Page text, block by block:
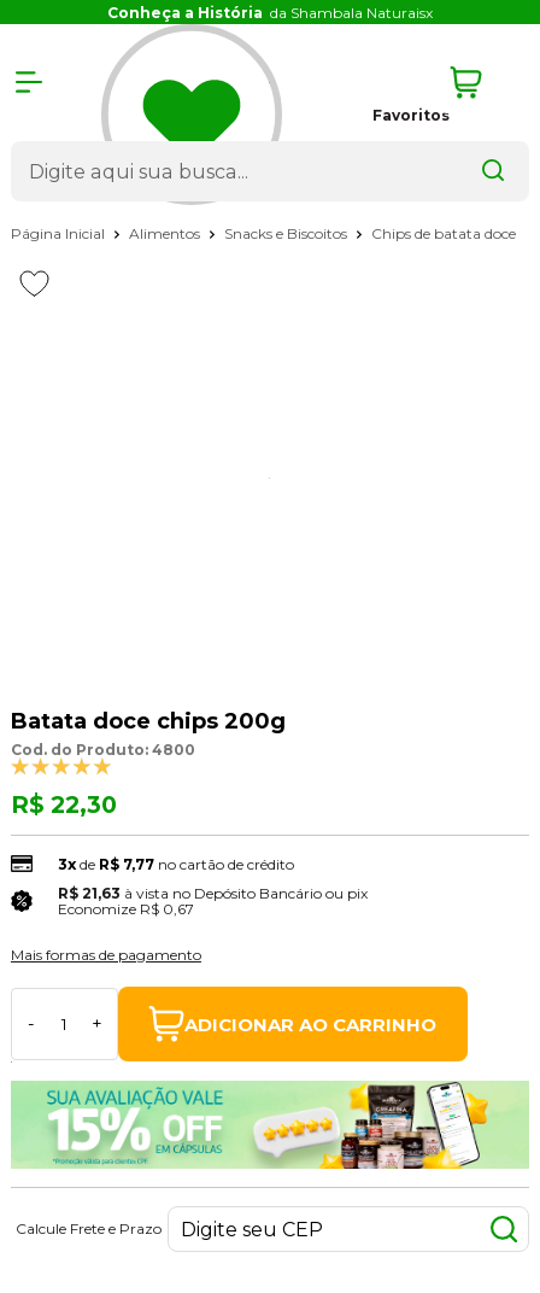
Conheça a História da Shambala Naturaisx
Favoritos
Página Inicial Alimentos Snacks e Biscoitos Chips de batata doce
Batata doce chips 200g
Cod. do Produto: 4800
R$ 22,30
3xde R$ 7,77 no cartão de crédito
R$ 21,63 à vista no Depósito Bancário ou pix
Economize R$ 0,67
Mais formas de pagamento
- + ADICIONAR AO CARRINHO
Calcule Frete e Prazo